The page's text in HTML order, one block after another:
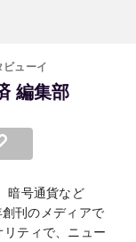
ューイ
編集部
暗号通貨など
刊のメディアで
ティで、ニュー